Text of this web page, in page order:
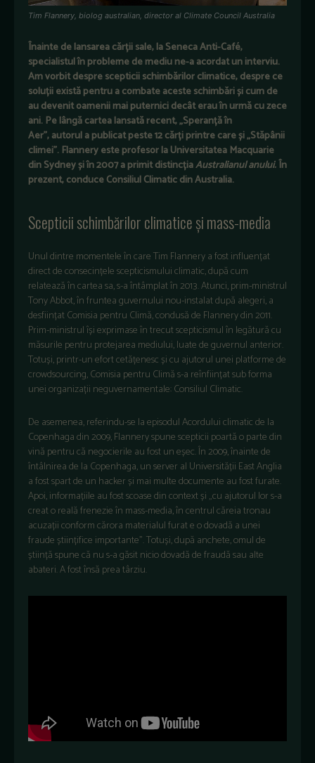
Tim Flannery, biolog australian, director al Climate Council Australia
Înainte de lansarea cărții sale, la Seneca Anti-Café,
specialistul în probleme de mediu ne-a acordat un interviu.
Am vorbit despre scepticii schimbărilor climatice, despre ce
soluții există pentru a combate aceste schimbări și cum de
au devenit oamenii mai puternici decât erau în urmă cu zece
ani. Pe lângă cartea lansată recent, „Speranță în
Aer”,autorul a publicat peste 12 cărți printre care și „Stăpânii
climei”. Flannery este profesor la Universitatea Macquarie
din Sydney și în 2007 a primit distincțiaAustralianul anului.În
prezent, conduce Consiliul Climatic din Australia.
Scepticii schimbărilor climatice și mass-media
Unul dintre momentele în care Tim Flannery a fost influențat
direct de consecințele scepticismului climatic, după cum
relatează în cartea sa, s-a întâmplat în 2013. Atunci, prim-ministrul
Tony Abbot, în fruntea guvernului nou-instalat după alegeri, a
desființat Comisia pentru Climă, condusă de Flannery din 2011.
Prim-ministrul își exprimase în trecut scepticismul în legătură cu
măsurile pentru protejarea mediului, luate de guvernul anterior.
Totuși, printr-un efort cetățenesc și cu ajutorul unei platforme de
crowdsourcing, Comisia pentru Climă s-a reînființat sub forma
unei organizații neguvernamentale: Consiliul Climatic.
De asemenea, referindu-se la episodul Acordului climatic de la
Copenhaga din 2009, Flannery spune scepticii poartă o parte din
vină pentru că negocierile au fost un eșec. În 2009, înainte de
întâlnirea de la Copenhaga, un server al Universității East Anglia
a fost spart de un hacker și mai multe documente au fost furate.
Apoi, informațiile au fost scoase din context și „cu ajutorul lor s-a
creat o reală frenezie în mass-media, în centrul căreia tronau
acuzații conform cărora materialul furat e o dovadă a unei
fraude științifice importante”. Totuși, după anchete, omul de
știință spune că nu s-a găsit nicio dovadă de fraudă sau alte
abateri. A fost însă prea târziu.